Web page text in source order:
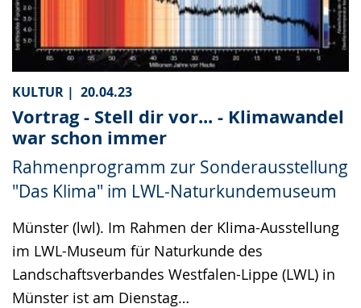
KULTUR | 20.04.23
Vortrag - Stell dir vor... - Klimawandel
war schon immer
Rahmenprogramm zur Sonderausstellung
"Das Klima" im LWL-Naturkundemuseum
Münster (lwl). Im Rahmen der Klima-Ausstellung
im LWL-Museum für Naturkunde des
Landschaftsverbandes Westfalen-Lippe (LWL) in
Münster ist am Dienstag…